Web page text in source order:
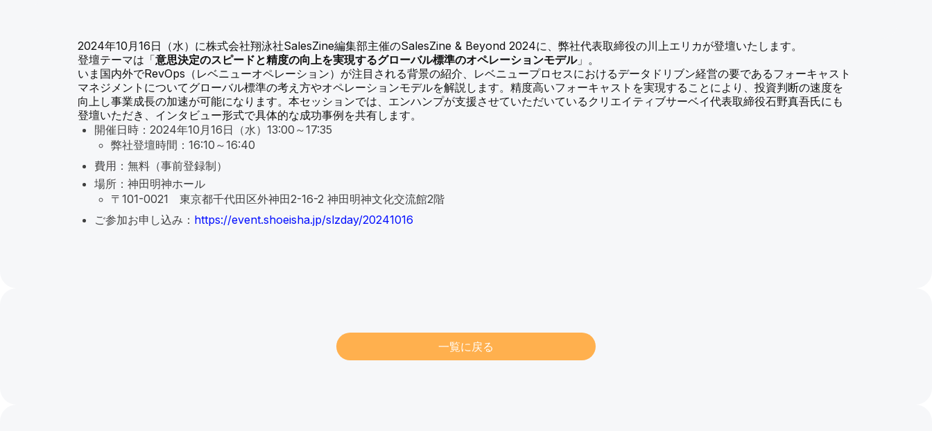
2024年10月16日（水）に株式会社翔泳社SalesZine編集部主催のSalesZine & Beyond 2024に、弊社代表取締役の川上エリカが登壇いたします。
登壇テーマは「意思決定のスピードと精度の向上を実現するグローバル標準のオペレーションモデル」。
いま国内外でRevOps（レベニューオペレーション）が注目される背景の紹介、レベニュープロセスにおけるデータドリブン経営の要であるフォーキャスト
マネジメントについてグローバル標準の考え方やオペレーションモデルを解説します。精度高いフォーキャストを実現することにより、投資判断の速度を
向上し事業成長の加速が可能になります。本セッションでは、エンハンプが支援させていただいているクリエイティブサーベイ代表取締役石野真吾氏にも
登壇いただき、インタビュー形式で具体的な成功事例を共有します。
開催日時：2024年10月16日（水）13:00～17:35
弊社登壇時間：16:10～16:40
費用：無料（事前登録制）
場所：神田明神ホール
〒101-0021 東京都千代田区外神田2-16-2 神田明神文化交流館2階
ご参加お申し込み： https://event.shoeisha.jp/slzday/20241016
一覧に戻る